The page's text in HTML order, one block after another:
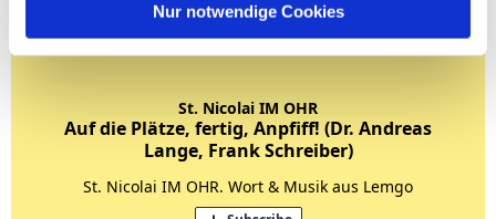
Nur notwendige Cookies